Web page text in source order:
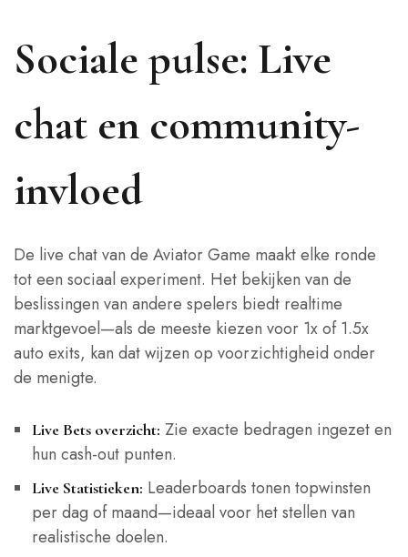
Sociale pulse: Live
chat en community-
invloed
De live chat van de Aviator Game maakt elke ronde
tot een sociaal experiment. Het bekijken van de
beslissingen van andere spelers biedt realtime
marktgevoel—als de meeste kiezen voor 1x of 1.5x
auto exits, kan dat wijzen op voorzichtigheid onder
de menigte.
Live Bets overzicht: Zie exacte bedragen ingezet en
hun cash‑out punten.
Live Statistieken: Leaderboards tonen topwinsten
per dag of maand—ideaal voor het stellen van
realistische doelen.